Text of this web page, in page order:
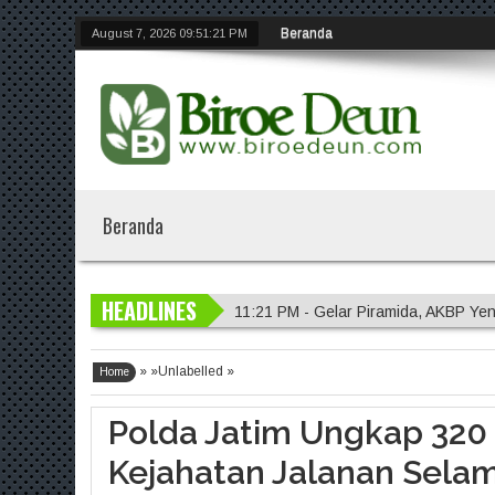
August 7, 2026 09:51:22 PM Beranda
Beranda
HEADLINES
11:21 PM - Gelar Piramida, AKBP
11:18 PM - Polres Probolinggo
7:14 PM - Polisi Sambangi Lahan
11:23 PM - Kapolres Gresik
Home » »Unlabelled »
Polda Jatim Ungkap 320
Kejahatan Jalanan